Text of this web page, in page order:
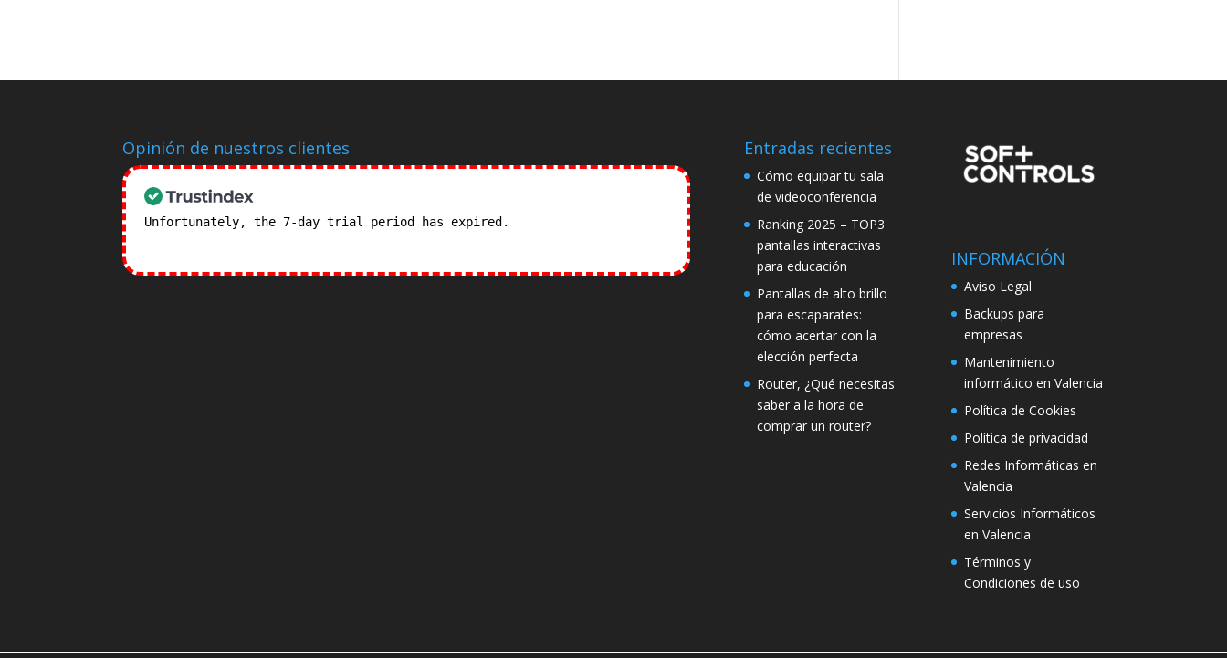
Opinión de nuestros clientes
Unfortunately, the 7-day trial period has expired.
Entradas recientes
Cómo equipar tu sala
de videoconferencia
Ranking 2025 – TOP3
pantallas interactivas
para educación
Pantallas de alto brillo
para escaparates:
cómo acertar con la
elección perfecta
Router, ¿Qué necesitas
saber a la hora de
comprar un router?
INFORMACIÓN
Aviso Legal
Backups para
empresas
Mantenimiento
informático en Valencia
Política de Cookies
Política de privacidad
Redes Informáticas en
Valencia
Servicios Informáticos
en Valencia
Términos y
Condiciones de uso